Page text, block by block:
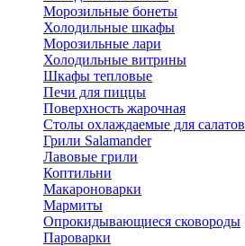
Морозильные бонеты
Холодильные шкафы
Морозильные лари
Холодильные витрины
Шкафы тепловые
Печи для пиццы
Поверхность жарочная
Столы охлаждаемые для салатов
Грили Salamander
Лавовые грили
Коптильни
Макароноварки
Мармиты
Опрокидывающиеся сковороды
Пароварки